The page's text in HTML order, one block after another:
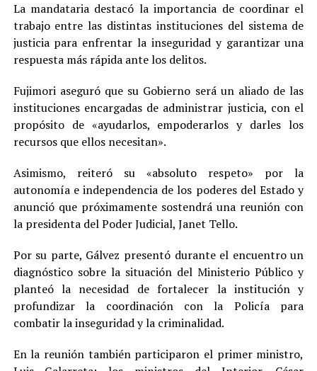
La mandataria destacó la importancia de coordinar el
trabajo entre las distintas instituciones del sistema de
justicia para enfrentar la inseguridad y garantizar una
respuesta más rápida ante los delitos.
Fujimori aseguró que su Gobierno será un aliado de las
instituciones encargadas de administrar justicia, con el
propósito de «ayudarlos, empoderarlos y darles los
recursos que ellos necesitan».
Asimismo, reiteró su «absoluto respeto» por la
autonomía e independencia de los poderes del Estado y
anunció que próximamente sostendrá una reunión con
la presidenta del Poder Judicial, Janet Tello.
Por su parte, Gálvez presentó durante el encuentro un
diagnóstico sobre la situación del Ministerio Público y
planteó la necesidad de fortalecer la institución y
profundizar la coordinación con la Policía para
combatir la inseguridad y la criminalidad.
En la reunión también participaron el primer ministro,